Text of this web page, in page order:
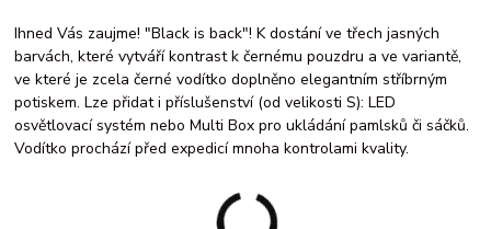
Ihned Vás zaujme! "Black is back"! K dostání ve třech jasných
barvách, které vytváří kontrast k černému pouzdru a ve variantě,
ve které je zcela černé vodítko doplněno elegantním stříbrným
potiskem. Lze přidat i příslušenství (od velikosti S): LED
osvětlovací systém nebo Multi Box pro ukládání pamlsků či sáčků.
Vodítko prochází před expedicí mnoha kontrolami kvality.